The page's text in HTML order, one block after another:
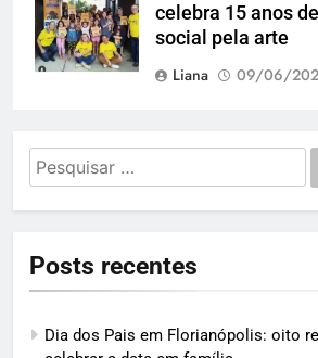
celebra 15 anos
social pela arte
Liana
09/06/
Pesquisar
por:
Posts recentes
Dia dos Pais em Florianópolis: oito